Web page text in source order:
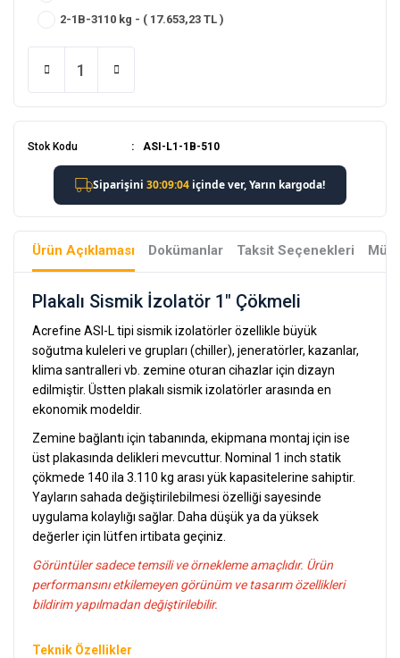
Stok Kodu ASI-L1-1B-510
2-1B-3110 kg - ( 17.653,23 TL )
Ürün Açıklaması Dokümanlar Taksit Seçenekleri
Plakalı Sismik İzolatör 1" Çökmeli
Acrefine ASI-L tipi sismik izolatörler özellikle büyük
soğutma kuleleri ve grupları (chiller), jeneratörler, kazanlar,
klima santralleri vb. zemine oturan cihazlar için dizayn
edilmiştir. Üstten plakalı sismik izolatörler arasında en
ekonomik modeldir.
Zemine bağlantı için tabanında, ekipmana montaj için ise
üst plakasında delikleri mevcuttur. Nominal 1 inch statik
çökmede 140 ila 3.110 kg arası yük kapasitelerine sahiptir.
Yayların sahada değiştirilebilmesi özelliği sayesinde
uygulama kolaylığı sağlar. Daha düşük ya da yüksek
değerler için lütfen irtibata geçiniz.
Görüntüler sadece temsili ve örnekleme amaçlıdır. Ürün
performansını etkilemeyen görünüm ve tasarım özellikleri
bildirim yapılmadan değiştirilebilir.
Teknik Özellikler